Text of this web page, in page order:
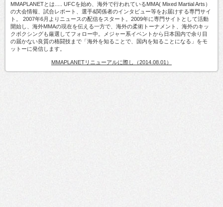
MMAPLANETとは..... UFCを始め、海外で行われているMMA( Mixed Martial Arts）
の大会情報、試合レポート、選手&関係者のインタビュー等をお届けする専門サイ
ト。 2007年6月よりニュースの配信をスタート。2009年に専門サイトとして活動
開始し、海外MMAの現在を伝える一方で、海外の柔術トーナメント、海外のキッ
クボクシングも厳選してフォロー中。メジャー系イベントから日本国内で余り目
の届かない良質の格闘技まで「海外を知ることで、国内を知ることになる」をモ
ットーに発信します。
MMAPLANETリニューアルに際し（2014.08.01）